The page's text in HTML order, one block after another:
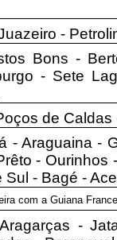
-
Bons -
- Sete
de Caldas
- Araguaina -
-
- Bagé -
com a Guiana
-